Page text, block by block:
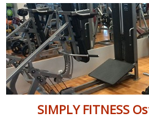
SIMPLY FITNESS